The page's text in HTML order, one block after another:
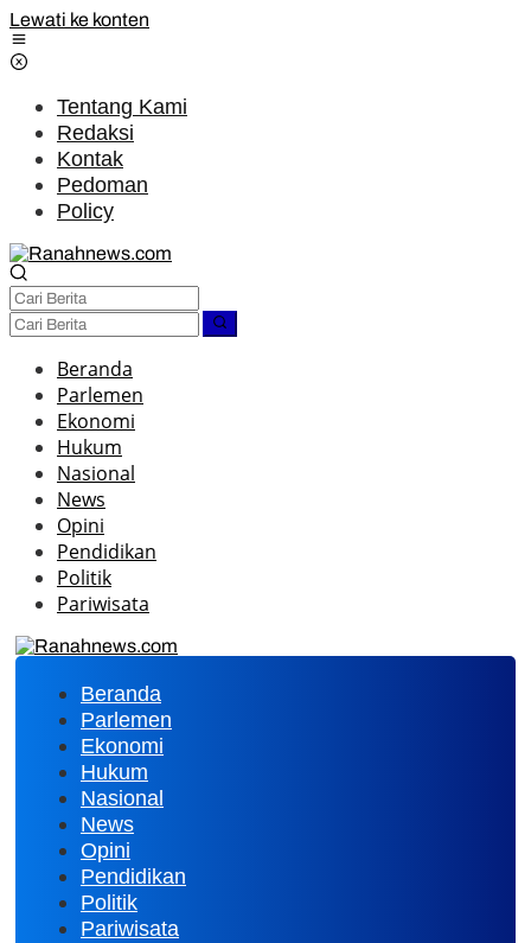
Lewati ke konten
Tentang Kami
Redaksi
Kontak
Pedoman
Policy
Beranda
Parlemen
Ekonomi
Hukum
Nasional
News
Opini
Pendidikan
Politik
Pariwisata
Beranda
Parlemen
Ekonomi
Hukum
Nasional
News
Opini
Pendidikan
Politik
Pariwisata